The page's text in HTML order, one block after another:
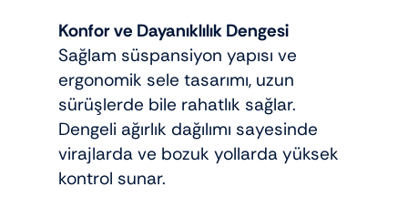
Konfor ve Dayanıklılık Dengesi
Sağlam süspansiyon yapısı ve
ergonomik sele tasarımı, uzun
sürüşlerde bile rahatlık sağlar.
Dengeli ağırlık dağılımı sayesinde
virajlarda ve bozuk yollarda yüksek
kontrol sunar.